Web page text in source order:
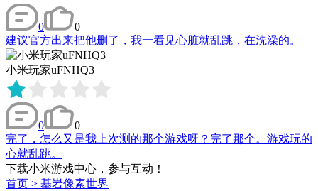
0
0
建议官方出来把他删了，我一看见心脏就乱跳，在洗澡的。
小米玩家uFNHQ3
0
0
完了，怎么又是我上次测的那个游戏呀？完了那个。游戏玩的
心就乱跳。
下载小米游戏中心，参与互动！
首页 > 基岩像素世界